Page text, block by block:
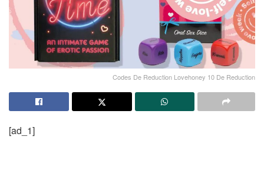
Codes De Reduction Lovehoney 10 De Reduction
[ad_1]